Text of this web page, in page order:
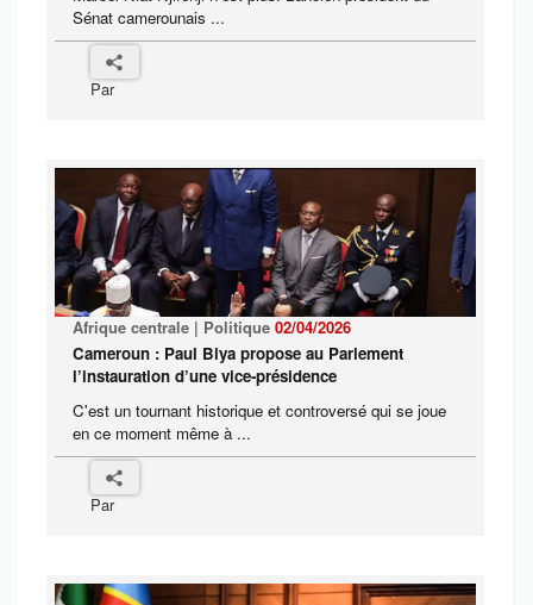
Sénat camerounais ...
Par
Afrique centrale | Politique 02/04/2026
Cameroun : Paul Biya propose au Parlement
l’instauration d’une vice-présidence
C'est un tournant historique et controversé qui se joue
en ce moment même à ...
Par